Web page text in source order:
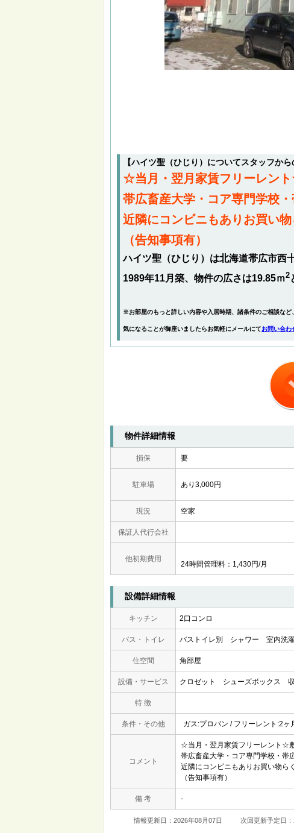
【ハイツ聖（ひじり）についてスタッフから
☆当月・翌月家賃フリーレン
帯広畜産大学・コア専門学校
近隣にコンビニもありお買い物
（告知事項有）
ハイツ聖（ひじり）は北海道帯広市西
1989年11月築、物件の広さは19.85ｍ2
※お部屋のもっと詳しい内容や入居時期、諸条件のご相談など
気になることが御座いましたらお気軽にメールにてお問い合わ
物件詳細情報
損保 要
駐車場 あり3,000円
現況 空家
保証人代行会社
他初期費用
24時間管理料：1,430円/月
設備詳細情報
キッチン 2口コンロ
バス・トイレ バストイレ別 シャワー 室内洗
住空間 角部屋
設備・サービス クロゼット シューズボックス
特 徴
条件・その他 ガス:プロパン / フリーレント:2ヶ
コメント
☆当月・翌月家賃フリーレント☆
帯広畜産大学・コア専門学校・帯
近隣にコンビニもありお買い物ら
（告知事項有）
備 考 -
情報更新日：2026年08月07日 次回更新予定日